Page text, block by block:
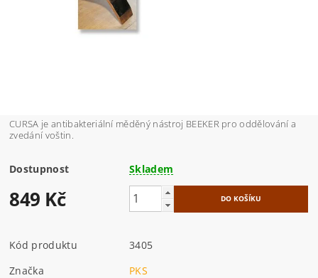
CURSA je antibakteriální měděný nástroj BEEKER pro oddělování a
zvedání voštin.
Dostupnost Skladem
849 Kč
Kód produktu
3405
Značka
PKS